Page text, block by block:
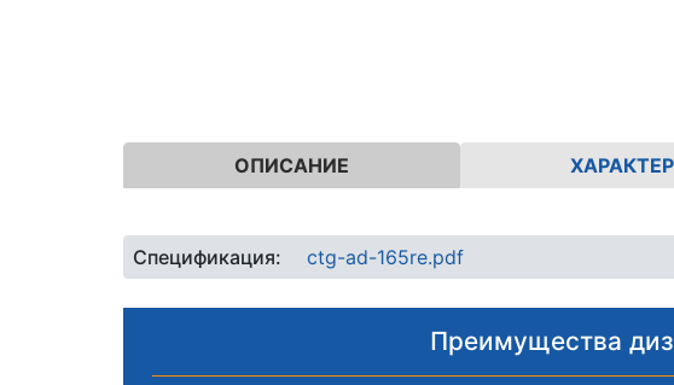
ОПИСАНИЕ
Спецификация: ctg-ad-165re.pdf
Преимущества